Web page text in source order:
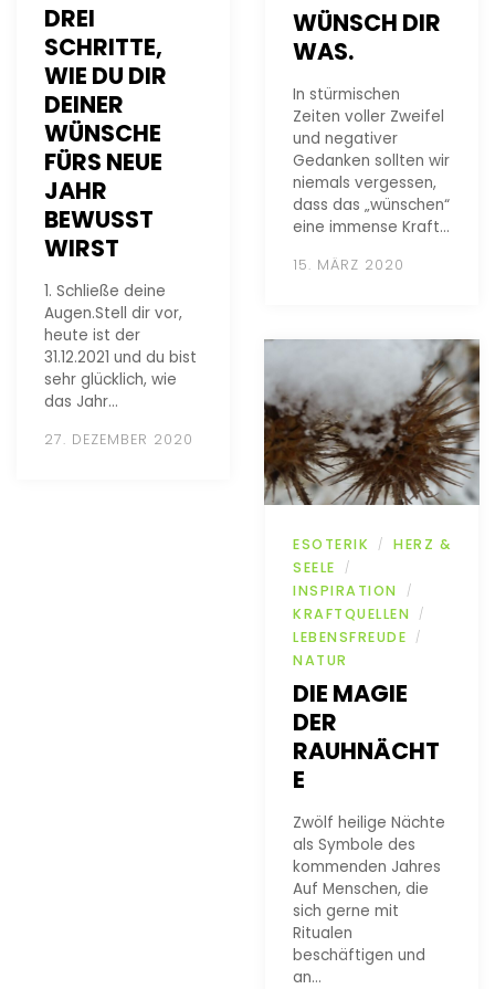
DREI
SCHRITTE,
WIE DU DIR
DEINER
WÜNSCHE
FÜRS NEUE
JAHR
BEWUSST
WIRST
1. Schließe deine
Augen.Stell dir vor,
heute ist der
31.12.2021 und du bist
sehr glücklich, wie
das Jahr…
27. DEZEMBER 2020
WÜNSCH DIR
WAS.
In stürmischen
Zeiten voller Zweifel
und negativer
Gedanken sollten wir
niemals vergessen,
dass das „wünschen“
eine immense Kraft…
15. MÄRZ 2020
ESOTERIK /
HERZ &
SEELE
/
INSPIRATION /
KRAFTQUELLEN /
LEBENSFREUDE /
NATUR
DIE MAGIE
DER
RAUHNÄCHT
E
Zwölf heilige Nächte
als Symbole des
kommenden Jahres
Auf Menschen, die
sich gerne mit
Ritualen
beschäftigen und
an…